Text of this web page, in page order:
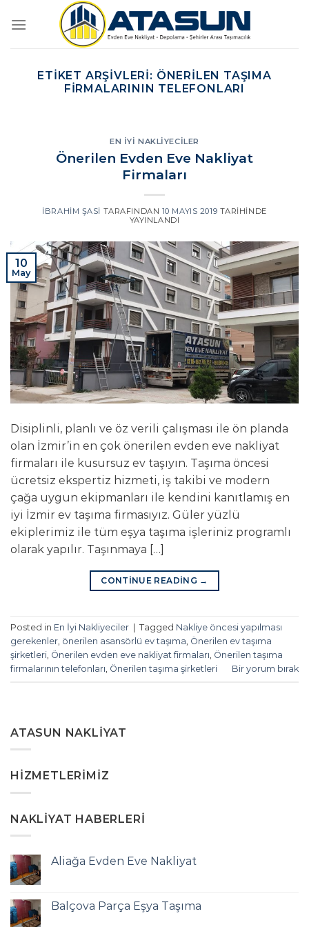
atla
ETIKET ARŞIVLERI: ÖNERILEN TAŞIMA
FIRMALARININ TELEFONLARI
EN İYI NAKLIYECILER
Önerilen Evden Eve Nakliyat
Firmaları
İBRAHIM ŞASI TARAFINDAN 10 MAYIS 2019 TARIHINDE
YAYINLANDI
10
May
Disiplinli, planlı ve öz verili çalışması ile ön planda
olan İzmir’in en çok önerilen evden eve nakliyat
firmaları ile kusursuz ev taşıyın. Taşıma öncesi
ücretsiz ekspertiz hizmeti, iş takibi ve modern
çağa uygun ekipmanları ile kendini kanıtlamış en
iyi İzmir ev taşıma firmasıyız. Güler yüzlü
ekiplerimiz ile tüm eşya taşıma işleriniz programlı
olarak yapılır. Taşınmaya […]
CONTINUE READING →
Posted in En İyi Nakliyeciler Tagged Nakliye öncesi yapılması
gerekenler, önerilen asansörlü ev taşıma, Önerilen ev taşıma
şirketleri, Önerilen evden eve nakliyat firmaları, Önerilen taşıma
firmalarının telefonları, Önerilen taşıma şirketleri Bir yorum bırak
ATASUN NAKLIYAT
HIZMETLERIMIZ
NAKLIYAT HABERLERI
Aliağa Evden Eve Nakliyat
Balçova Parça Eşya Taşıma